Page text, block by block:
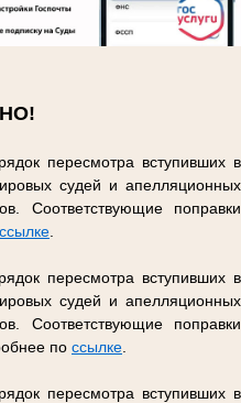
пересмотра вступивших в
судей и апелляционных
Соответствующие поправки
ссылке
пересмотра вступивших в
судей и апелляционных
Соответствующие поправки
по ссылке
пересмотра вступивших в